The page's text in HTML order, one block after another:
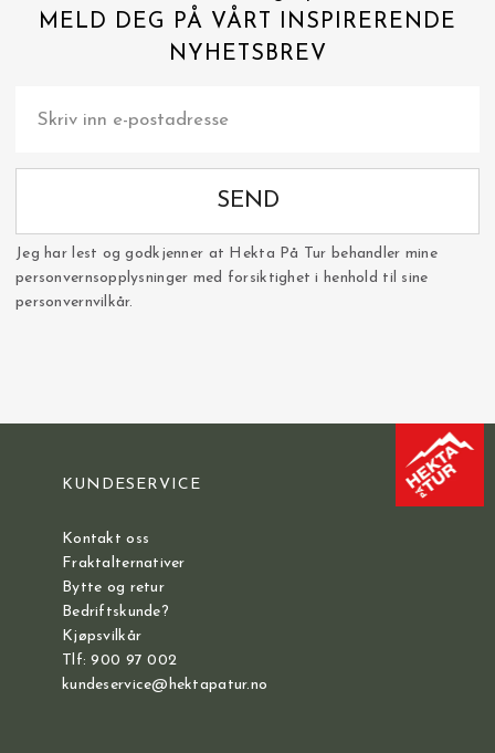
MELD DEG PÅ VÅRT INSPIRERENDE
NYHETSBREV
SEND
Jeg har lest og godkjenner at Hekta På Tur behandler mine
personvernsopplysninger med forsiktighet i henhold til sine
personvernvilkår.
KUNDESERVICE
Kontakt oss
Fraktalternativer
Bytte og retur
Bedriftskunde?
Kjøpsvilkår
Tlf: 900 97 002
kundeservice@hektapatur.no